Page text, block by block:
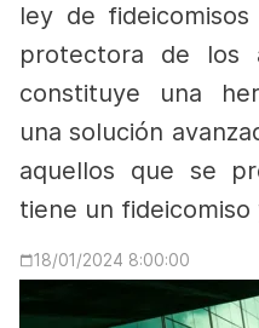
ley de
protectora de los
constituye una
una solución
aquellos que se
tiene un
18/01/2024 8:00:00